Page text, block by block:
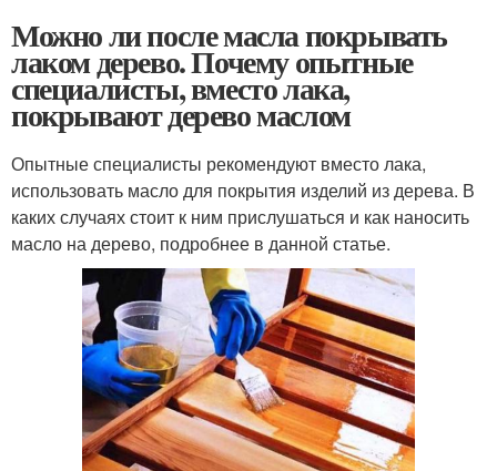
Можно ли после масла покрывать
лаком дерево. Почему опытные
специалисты, вместо лака,
покрывают дерево маслом
Опытные специалисты рекомендуют вместо лака,
использовать масло для покрытия изделий из дерева. В
каких случаях стоит к ним прислушаться и как наносить
масло на дерево, подробнее в данной статье.